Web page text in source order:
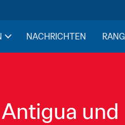
NACHRICHTEN
und